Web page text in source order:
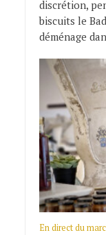
discrétion,
biscuits le
déménage
En direct du